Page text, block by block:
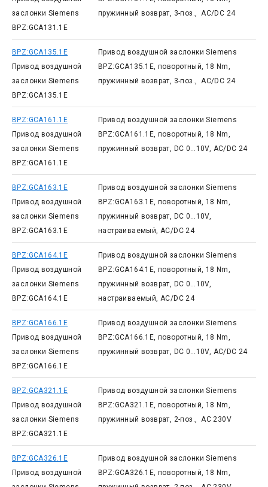
заслонки Siemens
BPZ:GCA131.1E
пружинный возврат, 3-поз., AC/DC 24
BPZ:GCA135.1E
Привод воздушной
заслонки Siemens
BPZ:GCA135.1E
Привод воздушной заслонки Siemens
BPZ:GCA135.1E, поворотный, 18 Nm,
пружинный возврат, 3-поз., AC/DC 24
BPZ:GCA161.1E
Привод воздушной
заслонки Siemens
BPZ:GCA161.1E
Привод воздушной заслонки Siemens
BPZ:GCA161.1E, поворотный, 18 Nm,
пружинный возврат, DС 0…10V, AC/DC 24
BPZ:GCA163.1E
Привод воздушной
заслонки Siemens
BPZ:GCA163.1E
Привод воздушной заслонки Siemens
BPZ:GCA163.1E, поворотный, 18 Nm,
пружинный возврат, DС 0…10V,
настраиваемый, AC/DC 24
BPZ:GCA164.1E
Привод воздушной
заслонки Siemens
BPZ:GCA164.1E
Привод воздушной заслонки Siemens
BPZ:GCA164.1E, поворотный, 18 Nm,
пружинный возврат, DС 0…10V,
настраиваемый, AC/DC 24
BPZ:GCA166.1E
Привод воздушной
заслонки Siemens
BPZ:GCA166.1E
Привод воздушной заслонки Siemens
BPZ:GCA166.1E, поворотный, 18 Nm,
пружинный возврат, DС 0…10V, AC/DC 24
BPZ:GCA321.1E
Привод воздушной
заслонки Siemens
BPZ:GCA321.1E
Привод воздушной заслонки Siemens
BPZ:GCA321.1E, поворотный, 18 Nm,
пружинный возврат, 2-поз., AC 230V
BPZ:GCA326.1E
Привод воздушной
Привод воздушной заслонки Siemens
BPZ:GCA326.1E, поворотный, 18 Nm,